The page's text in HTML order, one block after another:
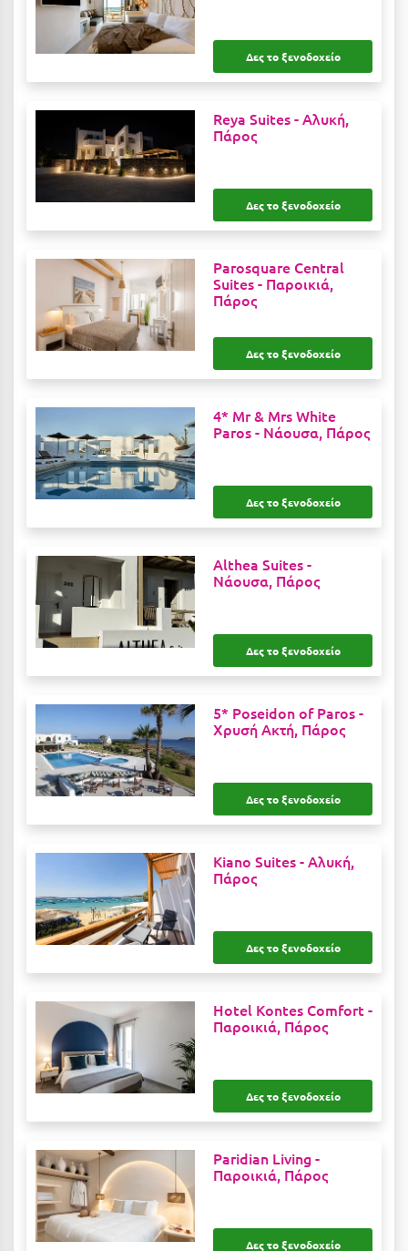
Λευκάδα
Λήμνος
Λιτόχωρο
Λουτρά Υπάτης
Λουτράκι
Μάνη
Μαρώνεια
Μεθώνη
Μεσσηνία
Μετέωρα
Μέτσοβο
Μουζάκι
Μπαλί Κρήτης
Μπάνσκο
Μπούκα Μεσσηνίας
Μυστράς
Μυτιλήνη
Νάουσα
Ναυπακτία
Ναύπλιο
Νέα Μάκρη
Νέα Στύρα Εύβοιας
Νέοι Πόροι Πιερίας
Δες το ξενοδοχείο
Reya Suites -Αλυκή,
Πάρος
Δες το ξενοδοχείο
Parosquare Central
Suites - Παροικιά,
Πάρος
Δες το ξενοδοχείο
4* Mr & Mrs White
Paros - Νάουσα, Πάρος
Δες το ξενοδοχείο
Althea Suites -
Νάουσα, Πάρος
Δες το ξενοδοχείο
5* Poseidon of Paros -
Χρυσή Ακτή, Πάρος
Δες το ξενοδοχείο
Kiano Suites -Αλυκή,
Πάρος
Δες το ξενοδοχείο
Hotel Kontes Comfort -
Παροικιά, Πάρος
Δες το ξενοδοχείο
Paridian Living -
Παροικιά, Πάρος
Δες το ξενοδοχείο